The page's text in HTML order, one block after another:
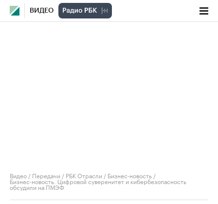
ВИДЕО
Видео / Передачи / РБК Отрасли / Бизнес-новость /
Бизнес-новость. Цифровой суверенитет и кибербезопасность
обсудили на ПМЭФ